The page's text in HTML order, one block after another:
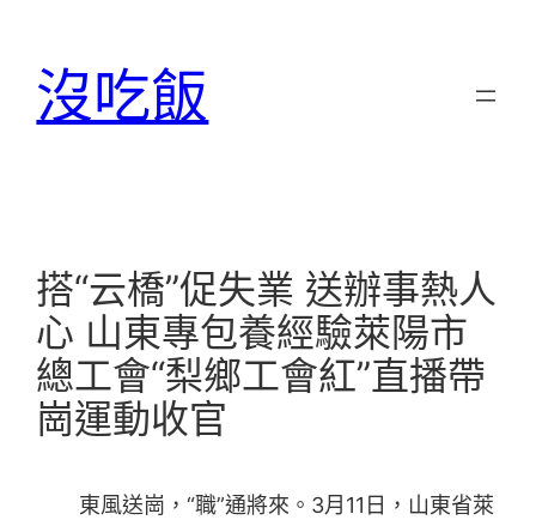
沒吃飯
搭“云橋”促失業 送辦事熱人
心 山東專包養經驗萊陽市
總工會“梨鄉工會紅”直播帶
崗運動收官
東風送崗，“職”通將來。3月11日，山東省萊